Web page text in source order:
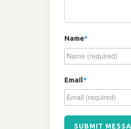
Name*
Email*